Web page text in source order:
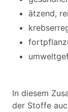
ätzend,
In diesem
der Stoffe